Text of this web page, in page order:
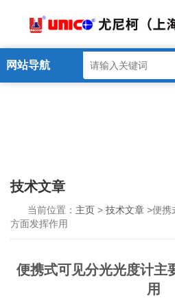
网站导航
技术文章
当前位置： 主页 >技术文章 >便携
方面发挥作用
便携式可见分光光度计主
用